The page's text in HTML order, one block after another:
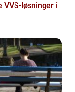
VVS-løsninger i